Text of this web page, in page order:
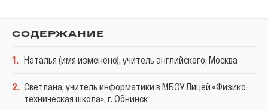
СОДЕРЖАНИЕ
1. Наталья (имя изменено), учитель английского, Москва
2. Светлана, учитель информатики в МБОУ Лицей «Физико-
техническая школа», г. Обнинск